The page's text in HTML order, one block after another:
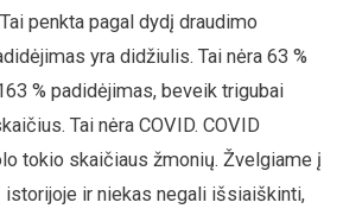
penkta pagal dydį draudimo
yra didžiulis. Tai nėra 63 %
% padidėjimas, beveik trigubai
Tai nėra COVID. COVID
tokio skaičiaus žmonių. Žvelgiame į
ir niekas negali išsiaiškinti,